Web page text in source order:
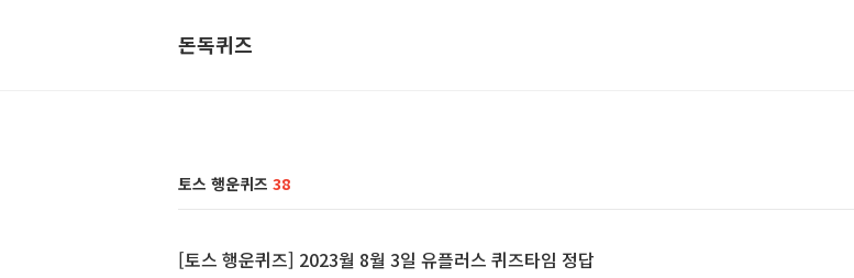
돈독퀴즈
토스 행운퀴즈 38
[토스 행운퀴즈] 2023월 8월 3일 유플러스 퀴즈타임 정답